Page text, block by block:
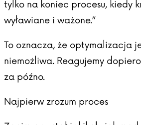
tylko na koniec procesu, kiedy
wyławiane i ważone.”
To oznacza, że optymalizacja
niemożliwa. Reagujemy
za późno.
Najpierw zrozum proces